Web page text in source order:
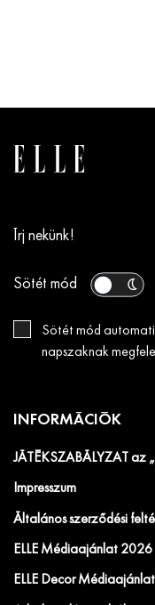
Írj nekünk!
Sötét mód
Sötét mód
napszaknak
INFORMÁCIÓK
JÁTÉKSZABÁLYZAT az
Impresszum
Általános szerződési
ELLE Médiaajánlat 2026
ELLE Decor